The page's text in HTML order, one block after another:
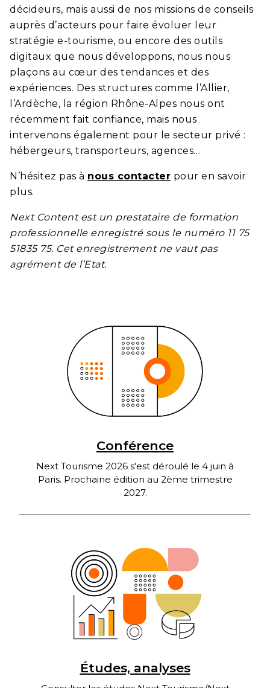
décideurs, mais aussi de nos missions de conseils
auprès d’acteurs pour faire évoluer leur
stratégie e-tourisme, ou encore des outils
digitaux que nous développons, nous nous
plaçons au cœur des tendances et des
expériences. Des structures comme l’Allier,
l’Ardèche, la région Rhône-Alpes nous ont
récemment fait confiance, mais nous
intervenons également pour le secteur privé :
hébergeurs, transporteurs, agences…
N’hésitez pas à nous contacter pour en savoir
plus.
Next Contentest un prestataire de formation
professionnelle enregistré sous le numéro 11 75
51835 75. Cet enregistrement ne vaut pas
agrément de l’Etat.
Conférence
Next Tourisme 2026 s'est déroulé le 4 juin à
Paris. Prochaine édition au 2ème trimestre
2027.
Études, analyses